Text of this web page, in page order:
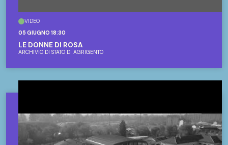
VIDEO
05 GIUGNO 18:30
LE DONNE DI ROSA
ARCHIVIO DI STATO DI AGRIGENTO